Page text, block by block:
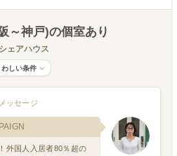
～神戸)の個室あり
ェアハウス
わしい条件
ッセージ
外国人入居者80％超の